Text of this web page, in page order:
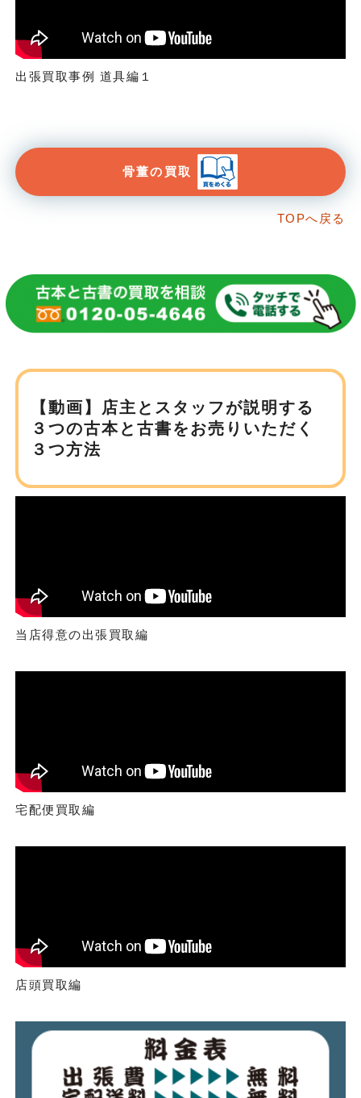
出張買取事例 道具編１
骨董の買取
TOPへ戻る
【動画】店主とスタッフが説明する
３つの古本と古書をお売りいただく
３つ方法
当店得意の出張買取編
宅配便買取編
店頭買取編